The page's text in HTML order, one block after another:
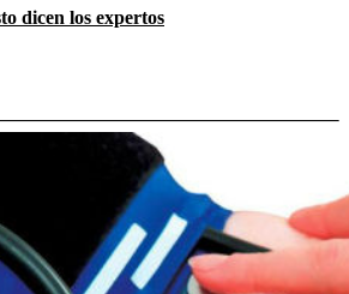
dicen los expertos